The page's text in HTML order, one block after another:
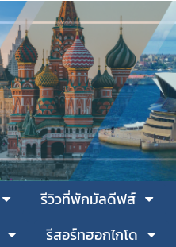
รีวิวที่พักมัลดีฟส์
รีสอร์ทฮอกไกโด